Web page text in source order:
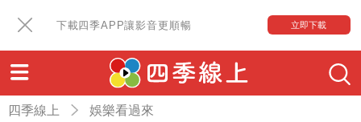
下載四季APP讓影音更順暢 立即下載
四季線上 娛樂看過來